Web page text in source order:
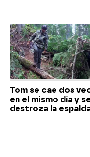
Tom se cae dos
en el mismo día y se
destroza la